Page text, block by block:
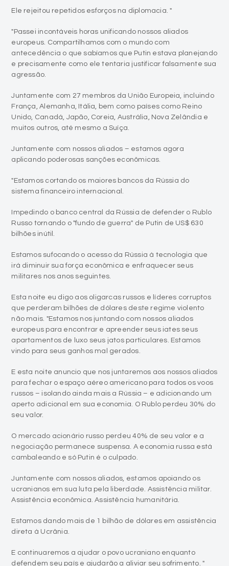
Ele rejeitou repetidos esforços na diplomacia. "
"Passei incontáveis horas unificando nossos aliados
europeus. Compartilhamos com o mundo com
antecedência o que sabíamos que Putin estava planejando
e precisamente como ele tentaria justificar falsamente sua
agressão.
Juntamente com 27 membros da União Europeia, incluindo
França, Alemanha, Itália, bem como países como Reino
Unido, Canadá, Japão, Coreia, Austrália, Nova Zelândia e
muitos outros, até mesmo a Suíça.
Juntamente com nossos aliados – estamos agora
aplicando poderosas sanções econômicas.
"Estamos cortando os maiores bancos da Rússia do
sistema financeiro internacional.
Impedindo o banco central da Rússia de defender o Rublo
Russo tornando o "fundo de guerra" de Putin de US$ 630
bilhões inútil.
Estamos sufocando o acesso da Rússia à tecnologia que
irá diminuir sua força econômica e enfraquecer seus
militares nos anos seguintes.
Esta noite eu digo aos oligarcas russos e líderes corruptos
que perderam bilhões de dólares deste regime violento
não mais. "Estamos nos juntando com nossos aliados
europeus para encontrar e apreender seus iates seus
apartamentos de luxo seus jatos particulares. Estamos
vindo para seus ganhos mal gerados.
E esta noite anuncio que nos juntaremos aos nossos aliados
para fechar o espaço aéreo americano para todos os voos
russos – isolando ainda mais a Rússia – e adicionando um
aperto adicional em sua economia. O Rublo perdeu 30% do
seu valor.
O mercado acionário russo perdeu 40% de seu valor e a
negociação permanece suspensa. A economia russa está
cambaleando e só Putin é o culpado.
Juntamente com nossos aliados, estamos apoiando os
ucranianos em sua luta pela liberdade. Assistência militar.
Assistência econômica. Assistência humanitária.
Estamos dando mais de 1 bilhão de dólares em assistência
direta à Ucrânia.
E continuaremos a ajudar o povo ucraniano enquanto
defendem seu país e ajudarão a aliviar seu sofrimento. "